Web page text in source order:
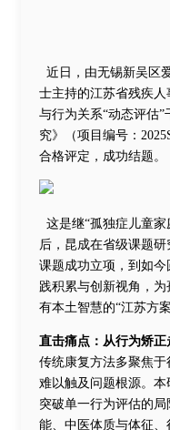
近日，由无锡新吴区
士主持的江苏省残疾
与行为关系“动态评估
究》（项目编号：
合格评定，成功结题。
这是继“孤独症儿童
后，昆成在省级课题
课题成功立项，到如
践积累与创新视角，
有本土智慧的“江苏方案
直击痛点：从行为矫
传统康复方法多聚焦
难以触及问题根源。本
突破单一行为评估的
能、中医体质与体征